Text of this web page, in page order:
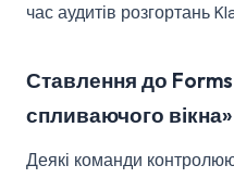
час аудитів розгортань
Ставлення до
спливаючого вікна»
Деякі команди